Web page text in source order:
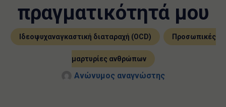
πραγματικότητά μου
Ιδεοψυχαναγκαστική διαταραχή (OCD) , Προσωπικές
μαρτυρίες ανθρώπων
Ανώνυμος αναγνώστης